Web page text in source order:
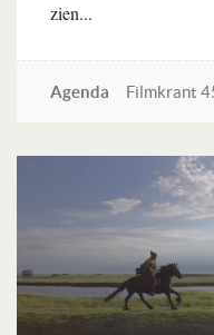
zien...
Agenda Filmkrant
Lees verder